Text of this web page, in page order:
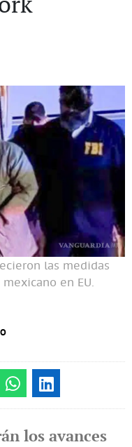
las medidas
en EU.
los avances